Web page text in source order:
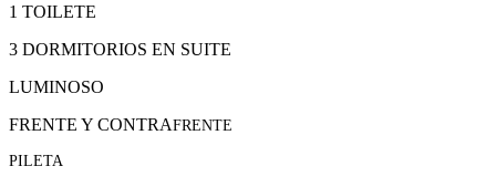
1 TOILETE
3 DORMITORIOS EN SUITE
LUMINOSO
FRENTE Y CONTRAFRENTE
PILETA